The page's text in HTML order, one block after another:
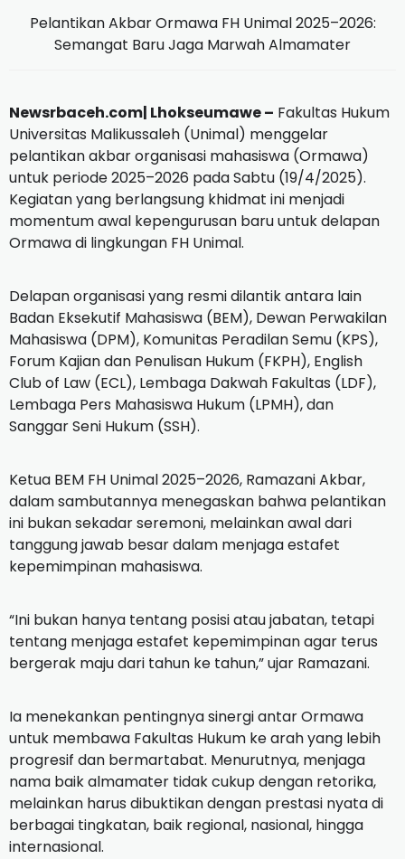
Pelantikan Akbar Ormawa FH Unimal 2025–2026:
Semangat Baru Jaga Marwah Almamater
Newsrbaceh.com| Lhokseumawe – Fakultas Hukum
Universitas Malikussaleh (Unimal) menggelar
pelantikan akbar organisasi mahasiswa (Ormawa)
untuk periode 2025–2026 pada Sabtu (19/4/2025).
Kegiatan yang berlangsung khidmat ini menjadi
momentum awal kepengurusan baru untuk delapan
Ormawa di lingkungan FH Unimal.
Delapan organisasi yang resmi dilantik antara lain
Badan Eksekutif Mahasiswa (BEM), Dewan Perwakilan
Mahasiswa (DPM), Komunitas Peradilan Semu (KPS),
Forum Kajian dan Penulisan Hukum (FKPH), English
Club of Law (ECL), Lembaga Dakwah Fakultas (LDF),
Lembaga Pers Mahasiswa Hukum (LPMH), dan
Sanggar Seni Hukum (SSH).
Ketua BEM FH Unimal 2025–2026, Ramazani Akbar,
dalam sambutannya menegaskan bahwa pelantikan
ini bukan sekadar seremoni, melainkan awal dari
tanggung jawab besar dalam menjaga estafet
kepemimpinan mahasiswa.
“Ini bukan hanya tentang posisi atau jabatan, tetapi
tentang menjaga estafet kepemimpinan agar terus
bergerak maju dari tahun ke tahun,” ujar Ramazani.
Ia menekankan pentingnya sinergi antar Ormawa
untuk membawa Fakultas Hukum ke arah yang lebih
progresif dan bermartabat. Menurutnya, menjaga
nama baik almamater tidak cukup dengan retorika,
melainkan harus dibuktikan dengan prestasi nyata di
berbagai tingkatan, baik regional, nasional, hingga
internasional.